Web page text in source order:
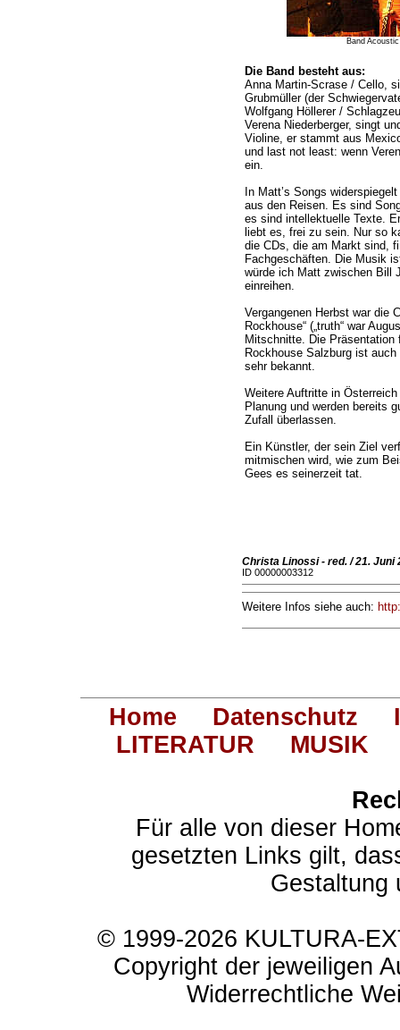
Band
Die Band besteht aus:
Anna Martin-Scrase / Cello,
Grubmüller (der
Wolfgang Höllerer /
Verena Niederberger, singt
Violine, er stammt aus
und last not least: wenn
ein.
In Matt’s Songs
aus den Reisen. Es sind
es sind intellektuelle Texte.
liebt es, frei zu sein. Nur so
die CDs, die am Markt sind,
Fachgeschäften. Die Musik
würde ich Matt zwischen Bill
einreihen.
Vergangenen Herbst war die
Rockhouse“ („truth“ war
Mitschnitte. Die
Rockhouse Salzburg ist
sehr bekannt.
Weitere Auftritte in
Planung und werden bereits
Zufall überlassen.
Ein Künstler, der sein Ziel
mitmischen wird, wie zum
Gees es seinerzeit tat.
Christa Linossi - red. / 21. Juni
ID 00000003312
Weitere Infos siehe auch:
Home Datenschutz
LITERATUR
MUSIK
Für alle von dieser
gesetzten Links gilt,
Gestaltung
© 1999-2026 KULTURA-
Copyright der jeweiligen
Widerrechtliche